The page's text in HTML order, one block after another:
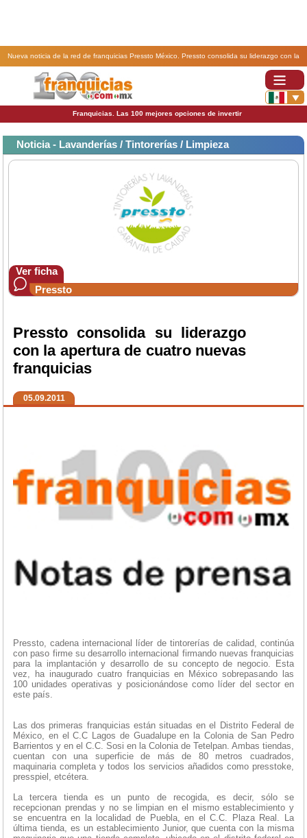
Nueva noticia de la red de franquicias Pressto México. Pressto consolida su liderazgo con la
apertura de cuatro nuevas franquicias.
Franquicias. Las 100 mejores opciones de invertir
Noticia - Lavanderías / Tintorerías / Limpieza
Ver ficha
Pressto
Pressto consolida su liderazgo
con la apertura de cuatro nuevas
franquicias
05.09.2011
Pressto, cadena internacional líder de tintorerías de calidad, continúa
con paso firme su desarrollo internacional firmando nuevas franquicias
para la implantación y desarrollo de su concepto de negocio. Esta
vez, ha inaugurado cuatro franquicias en México sobrepasando las
100 unidades operativas y posicionándose como líder del sector en
este país.
Las dos primeras franquicias están situadas en el Distrito Federal de
México, en el C.C Lagos de Guadalupe en la Colonia de San Pedro
Barrientos y en el C.C. Sosi en la Colonia de Tetelpan. Ambas tiendas,
cuentan con una superficie de más de 80 metros cuadrados,
maquinaria completa y todos los servicios añadidos como presstoke,
presspiel, etcétera.
La tercera tienda es un punto de recogida, es decir, sólo se
recepcionan prendas y no se limpian en el mismo establecimiento y
se encuentra en la localidad de Puebla, en el C.C. Plaza Real. La
última tienda, es un establecimiento Junior, que cuenta con la misma